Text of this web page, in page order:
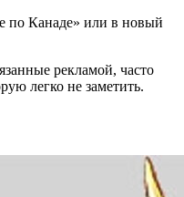
по Канаде» или в новый
рекламой, часто
легко не заметить.